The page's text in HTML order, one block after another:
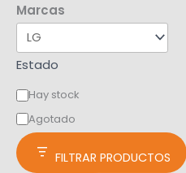
Marcas
Estado
Hay stock
Agotado
FILTRAR PRODUCTOS